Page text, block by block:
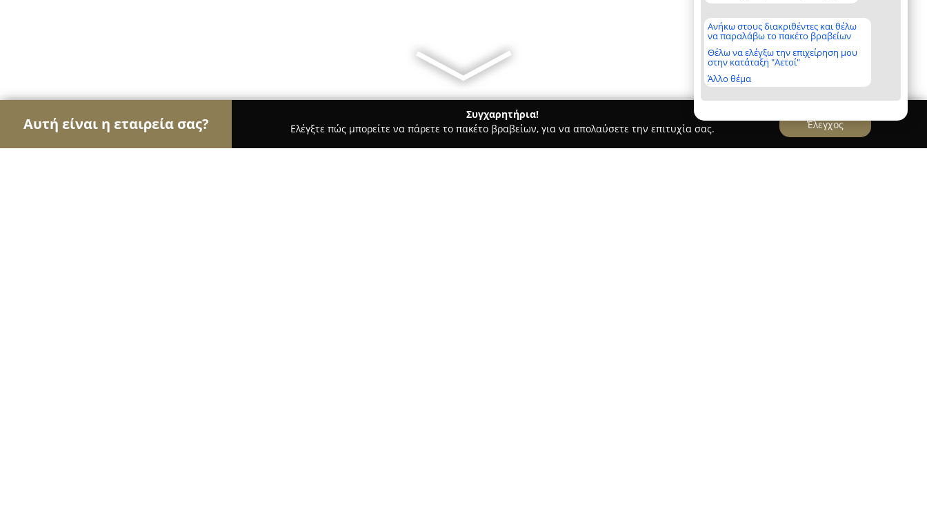
Ανήκω στους διακριθέντες και θέλω
να παραλάβω το πακέτο βραβείων
Θέλω να ελέγξω την επιχείρηση μου
στην κατάταξη "Αετοί"
Άλλο θέμα
Αυτή είναι η εταιρεία σας?
Συγχαρητήρια!
Ελέγξτε πώς μπορείτε να πάρετε το πακέτο βραβείων, για να απολαύσετε την επιτυχία σας.
Έλεγχος